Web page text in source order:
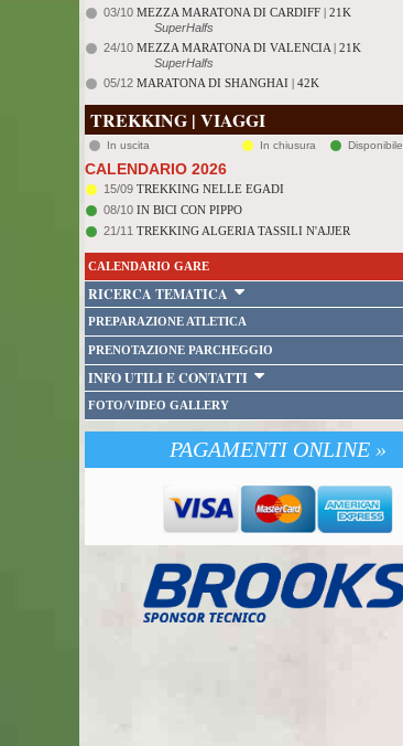
03/10 MEZZA MARATONA DI CARDIFF | 21K
SuperHalfs
24/10 MEZZA MARATONA DI VALENCIA | 21K
SuperHalfs
05/12 MARATONA DI SHANGHAI | 42K
TREKKING | VIAGGI
In uscita In chiusura Disponibile
CALENDARIO 2026
15/09 TREKKING NELLE EGADI
08/10 IN BICI CON PIPPO
21/11 TREKKING ALGERIA TASSILI N'AJJER
CALENDARIO GARE
RICERCA TEMATICA
PREPARAZIONE ATLETICA
PRENOTAZIONE PARCHEGGIO
INFO UTILI E CONTATTI
FOTO/VIDEO GALLERY
PAGAMENTI ONLINE »